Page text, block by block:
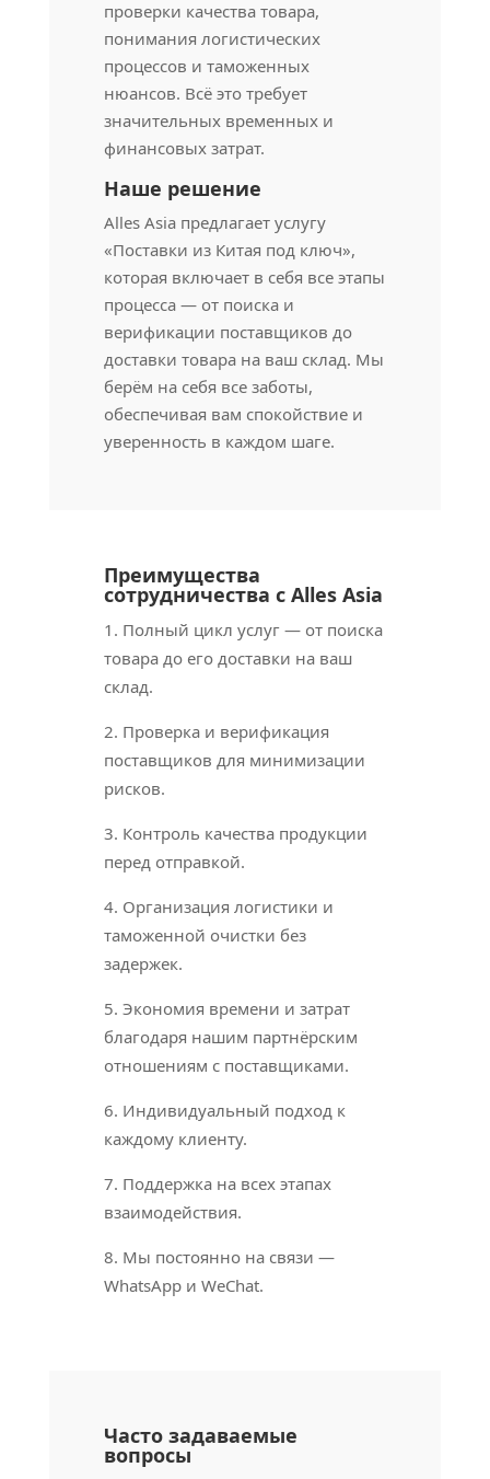
проверки качества товара,
понимания логистических
процессов и таможенных
нюансов. Всё это требует
значительных временных и
финансовых затрат.
Наше решение
Alles Asia предлагает услугу
«Поставки из Китая под ключ»,
которая включает в себя все этапы
процесса — от поиска и
верификации поставщиков до
доставки товара на ваш склад. Мы
берём на себя все заботы,
обеспечивая вам спокойствие и
уверенность в каждом шаге.
Преимущества
сотрудничества с Alles Asia
1. Полный цикл услуг — от поиска
товара до его доставки на ваш
склад.
2. Проверка и верификация
поставщиков для минимизации
рисков.
3. Контроль качества продукции
перед отправкой.
4. Организация логистики и
таможенной очистки без
задержек.
5. Экономия времени и затрат
благодаря нашим партнёрским
отношениям с поставщиками.
6. Индивидуальный подход к
каждому клиенту.
7. Поддержка на всех этапах
взаимодействия.
8. Мы постоянно на связи —
WhatsApp и WeChat.
Часто задаваемые
вопросы